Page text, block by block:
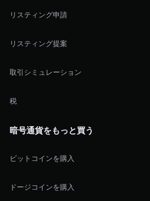
リスティング申請
リスティング提案
取引シミュレーション
税
暗号通貨をもっと買う
ビットコインを購入
ドージコインを購入